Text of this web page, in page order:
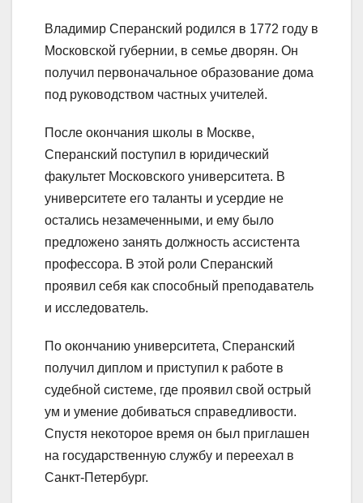
Владимир Сперанский родился в 1772 году в
Московской губернии, в семье дворян. Он
получил первоначальное образование дома
под руководством частных учителей.
После окончания школы в Москве,
Сперанский поступил в юридический
факультет Московского университета. В
университете его таланты и усердие не
остались незамеченными, и ему было
предложено занять должность ассистента
профессора. В этой роли Сперанский
проявил себя как способный преподаватель
и исследователь.
По окончанию университета, Сперанский
получил диплом и приступил к работе в
судебной системе, где проявил свой острый
ум и умение добиваться справедливости.
Спустя некоторое время он был приглашен
на государственную службу и переехал в
Санкт-Петербург.